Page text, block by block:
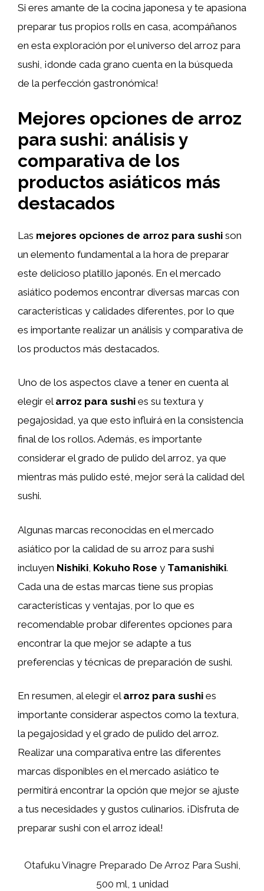
Si eres amante de la cocina japonesa y te apasiona
preparar tus propios rolls en casa, acompáñanos
en esta exploración por el universo del arroz para
sushi, ¡donde cada grano cuenta en la búsqueda
de la perfección gastronómica!
Mejores opciones de arroz
para sushi: análisis y
comparativa de los
productos asiáticos más
destacados
Las mejores opciones de arroz para sushi son
un elemento fundamental a la hora de preparar
este delicioso platillo japonés. En el mercado
asiático podemos encontrar diversas marcas con
características y calidades diferentes, por lo que
es importante realizar un análisis y comparativa de
los productos más destacados.
Uno de los aspectos clave a tener en cuenta al
elegir el arroz para sushi es su textura y
pegajosidad, ya que esto influirá en la consistencia
final de los rollos. Además, es importante
considerar el grado de pulido del arroz, ya que
mientras más pulido esté, mejor será la calidad del
sushi.
Algunas marcas reconocidas en el mercado
asiático por la calidad de su arroz para sushi
incluyen Nishiki Kokuho Rose y Tamanishiki.
Cada una de estas marcas tiene sus propias
características y ventajas, por lo que es
recomendable probar diferentes opciones para
encontrar la que mejor se adapte a tus
preferencias y técnicas de preparación de sushi.
En resumen, al elegir el arroz para sushi es
importante considerar aspectos como la textura,
la pegajosidad y el grado de pulido del arroz.
Realizar una comparativa entre las diferentes
marcas disponibles en el mercado asiático te
permitirá encontrar la opción que mejor se ajuste
a tus necesidades y gustos culinarios. ¡Disfruta de
preparar sushi con el arroz ideal!
Otafuku Vinagre Preparado De Arroz Para Sushi,
500 ml, 1 unidad